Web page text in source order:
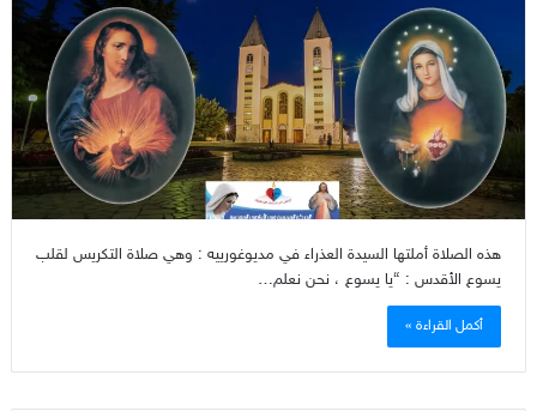
هذه الصلاة أملتها السيدة العذراء في مديوغورييه : وهي صلاة التكريس لقلب
يسوع الأقدس : “يا يسوع ، نحن نعلم…
أكمل القراءة »